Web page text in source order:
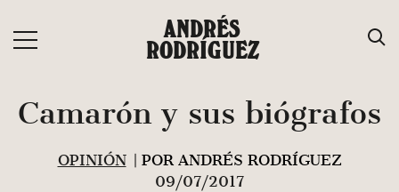
contenido
ANDRÉS
RODRÍGUEZ
Camarón y sus biógrafos
OPINIÓN
| POR ANDRÉS RODRÍGUEZ
09/07/2017